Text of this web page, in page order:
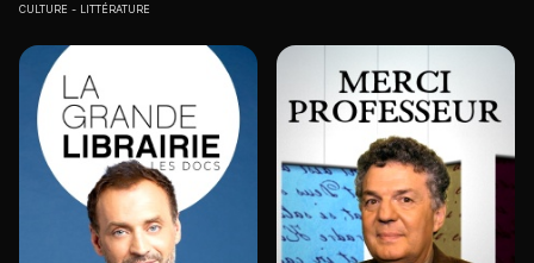
CULTURE LITTÉRATURE